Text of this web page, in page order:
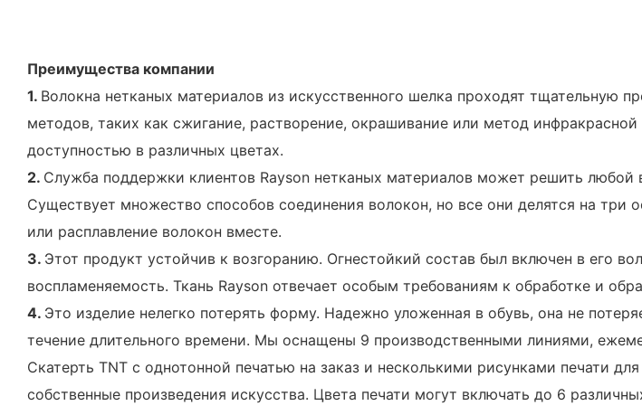
Преимущества компании
1. Волокна нетканых материалов из искусственного шелка проходят тщательную
методов, таких как сжигание, растворение, окрашивание или метод
доступностью в различных цветах.
2. Служба поддержки клиентов Rayson нетканых материалов может решить
Существует множество способов соединения волокон, но все они делятся на три
или расплавление волокон вместе.
3. Этот продукт устойчив к возгоранию. Огнестойкий состав был включен в его
воспламеняемость. Ткань Rayson отвечает особым требованиям к обработке и
4. Это изделие нелегко потерять форму. Надежно уложенная в обувь, она не
течение длительного времени. Мы оснащены 9 производственными линиями,
Скатерть TNT с однотонной печатью на заказ и несколькими рисунками печати
собственные произведения искусства. Цвета печати могут включать до 6